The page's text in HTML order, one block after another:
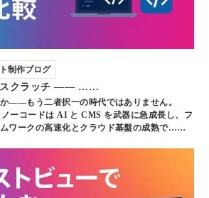
制作ブログ
スクラッチ ―― ……
か――もう二者択一の時代ではありません。
ノーコードは AI と CMS を武器に急成長し、フ
ワークの高速化とクラウド基盤の成熟で……